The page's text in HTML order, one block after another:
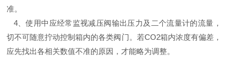
准。
4、使用中应经常监视减压阀输出压力及二个流量计的流量，
切不可随意拧动控制箱内的各类阀门。若CO2箱内浓度有偏差，
应先找出各相关数值不准的原因，才能略为调整。